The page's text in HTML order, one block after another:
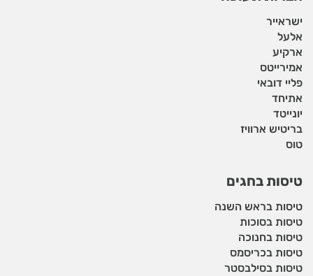
ישראייר
אלעל
ארקיע
אמירייטס
פליי דובאי
אתיחד
יונייטד
בריטיש ארוויז
טוס
טיסות בחגים
טיסות בראש השנה
טיסות בסוכות
טיסות בחנוכה
טיסות בכריסמס
טיסות בסילבסטר